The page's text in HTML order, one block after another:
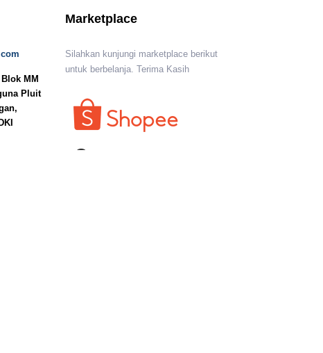
MM
Pluit
Marketplace
Silahkan kunjungi marketplace berikut
untuk berbelanja. Terima Kasih